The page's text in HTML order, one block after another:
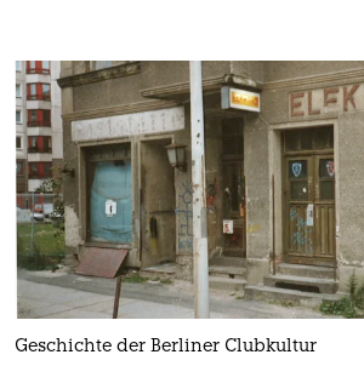
Geschichte der Berliner Clubkultur